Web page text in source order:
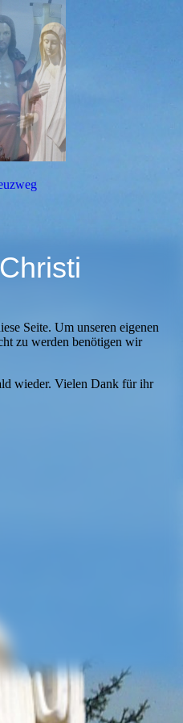
Seite. Um unseren eigenen
zu werden benötigen wir
wieder. Vielen Dank für ihr